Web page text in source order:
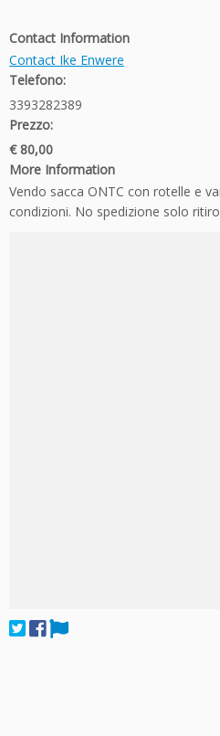
Contact Information
Contact Ike Enwere
Telefono:
3393282389
Prezzo:
€ 80,00
More Information
Vendo sacca ONTC con rotelle e
condizioni. No spedizione solo ritiro